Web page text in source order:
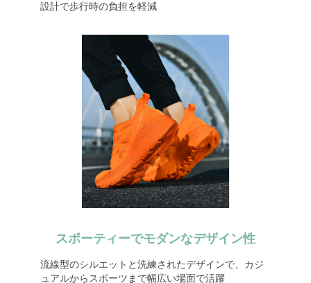
設計で歩行時の負担を軽減
スポーティーでモダンなデザイン性
流線型のシルエットと洗練されたデザインで、カジ
ュアルからスポーツまで幅広い場面で活躍